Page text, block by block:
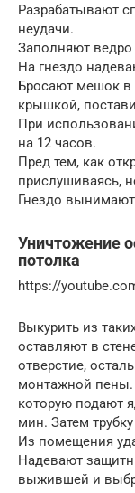
Разрабатывают
неудачи.
Заполняют ведро
На гнездо
Бросают мешок в
крышкой,
При
на 12 часов.
Пред тем, как
прислушиваясь,
Гнездо
Уничтожение
потолка
https://
Выкурить из
оставляют в
отверстие,
монтажной пены.
которую подают
мин. Затем
Из помещения
Надевают
выжившей и